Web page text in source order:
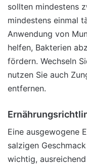
sollten mindestens
mindestens einmal
Anwendung von
helfen, Bakterien
fördern. Wechseln
nutzen Sie auch
entfernen.
Eine ausgewogene
salzigen
wichtig,